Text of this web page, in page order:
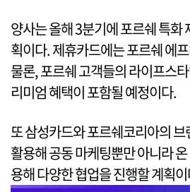
양사는 올해 3분기에 포르쉐 특화
획이다. 제휴카드에는 포르쉐 에
물론, 포르쉐 고객들의 라이프스
리미엄 혜택이 포함될 예정이다.
또 삼성카드와 포르쉐코리아의
활용해 공동 마케팅뿐만 아니라
용해 다양한 협업을 진행할 계획